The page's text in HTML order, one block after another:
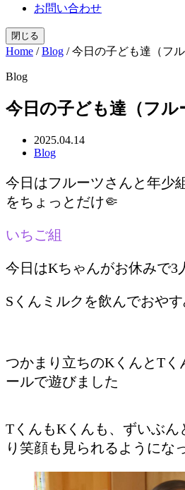
お問い合わせ
閉じる
Home /Blog /今日の子ども達（フ
Blog
今日の子ども達（フル
2025.04.14
Blog
今日はフルーツさんと年少
をちょっとだけ🤏
いちご組
今日はKちゃんがお休みで3
Sくんミルクを飲んでおや
つかまり立ちのKくんとTく
ールで遊びました
TくんもKくんも、ずいぶん
り笑顔も見られるようにな